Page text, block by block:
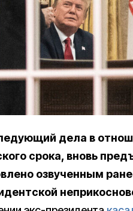
дела в
срока, вновь
озвученным